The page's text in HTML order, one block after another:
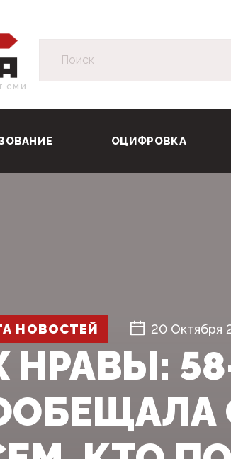
СМИ
ОЦИФРОВКА
НОВОСТЕЙ 20 Октября
НРАВЫ: